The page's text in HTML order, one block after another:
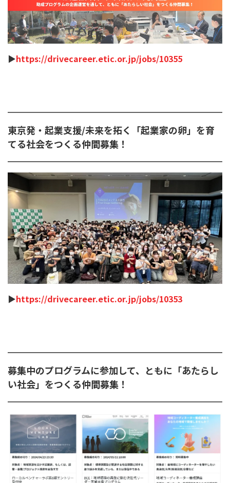
▶︎https://drivecareer.etic.or.jp/jobs/10355
東京発・起業支援/未来を拓く「起業家の卵」を育
てる社会をつくる仲間募集！
▶︎https://drivecareer.etic.or.jp/jobs/10353
募集中のプログラムに参加して、ともに「あたらし
い社会」をつくる仲間募集！